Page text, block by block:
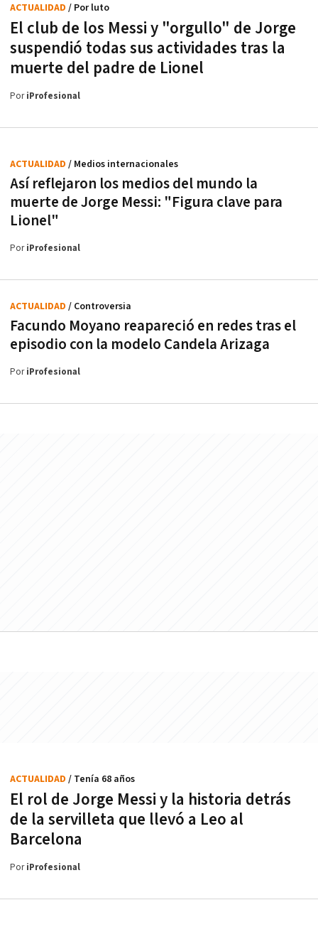
El club de los Messi y "orgullo" de Jorge
suspendió todas sus actividades tras la
muerte del padre de Lionel
ACTUALIDAD / Por luto
PoriProfesional
Así reflejaron los medios del mundo la
muerte de Jorge Messi: "Figura clave para
Lionel"
ACTUALIDAD / Medios internacionales
PoriProfesional
Facundo Moyano reapareció en redes tras el
episodio con la modelo Candela Arizaga
ACTUALIDAD / Controversia
PoriProfesional
El rol de Jorge Messi y la historia detrás
de la servilleta que llevó a Leo al
Barcelona
ACTUALIDAD / Tenía 68 años
PoriProfesional